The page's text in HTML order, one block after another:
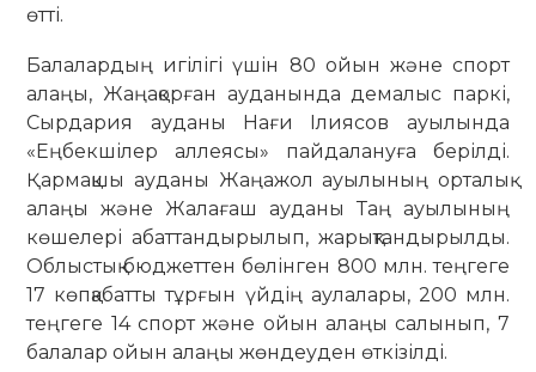
өтті.​
Балалардың игілігі үшін 80 ойын және спорт
алаңы, Жаңақорған ауданында демалыс паркі,
Сырдария ауданы Нағи Ілиясов ауылында
«Еңбекшілер аллеясы» пайдалануға берілді.
Қармақшы ауданы Жаңажол ауылының орталық
алаңы және Жалағаш ауданы Таң ауылының
көшелері абаттандырылып, жарықтандырылды.
Облыстық бюджеттен бөлінген 800 млн. теңгеге
17 көпқабатты тұрғын үйдің аулалары, 200 млн.
теңгеге 14 спорт және ойын алаңы салынып, 7
балалар ойын алаңы жөндеуден өткізілді.